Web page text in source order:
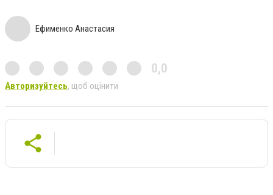
Ефименко Анастасия
0,0
Авторизуйтесь, щоб оцінити